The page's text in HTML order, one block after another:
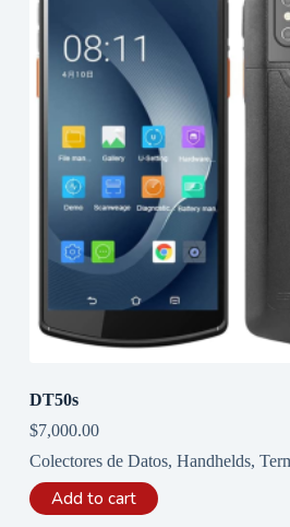
DT50s
$7,000.00
Colectores de Datos, Handhelds,
Add to cart